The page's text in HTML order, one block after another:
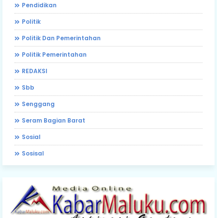
Pendidikan
Politik
Politik Dan Pemerintahan
Politik Pemerintahan
REDAKSI
Sbb
Senggang
Seram Bagian Barat
Sosial
Sosisal